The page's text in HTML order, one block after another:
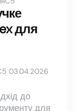
03.04.2026
для
до
для